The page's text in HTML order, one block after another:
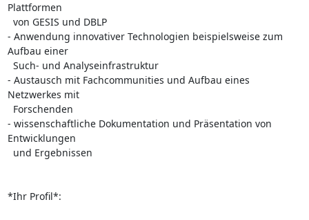
Plattformen
- Anwendung innovativer Technologien beispielsweise zum
Aufbau einer
- Austausch mit Fachcommunities und Aufbau eines
Netzwerkes mit
- wissenschaftliche Dokumentation und Präsentation von
Entwicklungen
*Ihr Profil*: